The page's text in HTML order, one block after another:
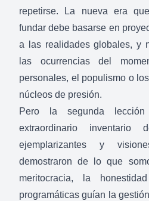
repetirse. La nueva era
fundar debe basarse en
a las realidades globales, y
las ocurrencias del
personales, el populismo o
núcleos de presión.
Pero la segunda
extraordinario inventario
ejemplarizantes y
demostraron de lo que
meritocracia, la
programáticas guían la